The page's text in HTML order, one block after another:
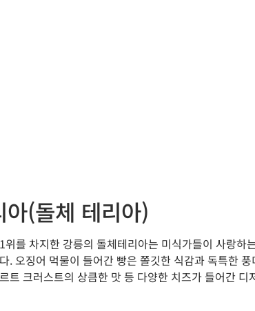
아(돌체 테리아)
위를 차지한 강릉의 돌체테리아는 미식가들이 사랑
. 오징어 먹물이 들어간 빵은 쫄깃한 식감과 독특한
트 크러스트의 상큼한 맛 등 다양한 치즈가 들어간 디